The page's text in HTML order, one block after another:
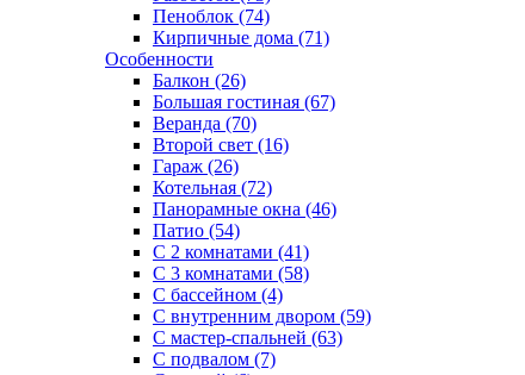
Пеноблок (74)
Кирпичные дома (71)
Особенности
Балкон (26)
Большая гостиная (67)
Веранда (70)
Второй свет (16)
Гараж (26)
Котельная (72)
Панорамные окна (46)
Патио (54)
С 2 комнатами (41)
С 3 комнатами (58)
С бассейном (4)
С внутренним двором (59)
С мастер-спальней (63)
С подвалом (7)